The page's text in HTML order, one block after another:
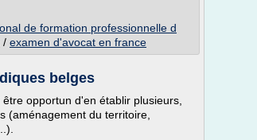
de formation professionnelle d
/ examen d'avocat en france
belges
opportun d'en établir plusieurs,
(aménagement du territoire,